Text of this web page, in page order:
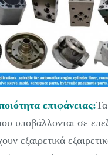
επιφάνειας:
υποβάλλονται σε
εξαιρετικά